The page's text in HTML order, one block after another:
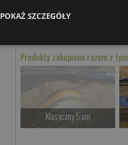
60,Struga,Tyka,Tyka Łamana
Produkty zakupione razem z tym
Klasyczny 5 cm
Czekamy na dostawę
POKAŻ SZCZEGÓŁY